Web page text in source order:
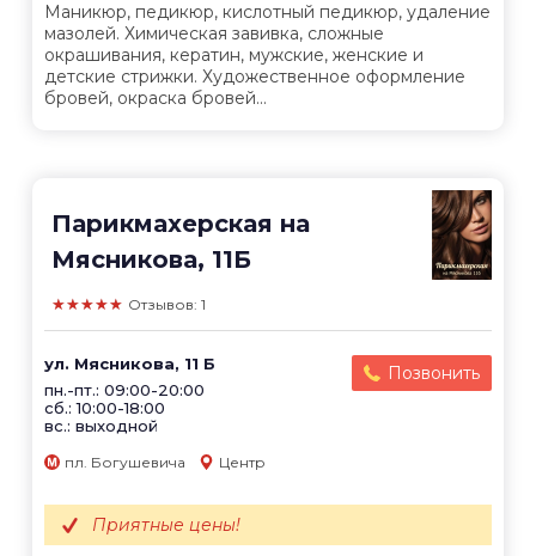
Маникюр, педикюр, кислотный педикюр, удаление
мазолей. Химическая завивка, сложные
окрашивания, кератин, мужские, женские и
детские стрижки. Художественное оформление
бровей, окраска бровей...
Парикмахерская на
Мясникова, 11Б
★★★★★ Отзывов: 1
ул. Мясникова, 11 Б
пн.-пт.: 09:00-20:00
сб.: 10:00-18:00
вс.: выходной
Позвонить
пл. Богушевича Центр
Приятные цены!